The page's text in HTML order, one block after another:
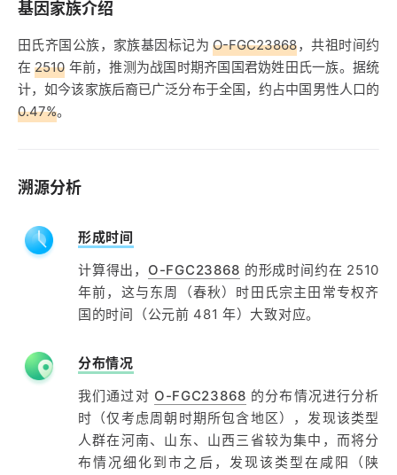
基因家族介绍
田氏齐国公族，家族基因标记为O-FGC23868，共祖时间约
在2510 年前，推测为战国时期齐国国君妫姓田氏一族。据统
计，如今该家族后裔已广泛分布于全国，约占中国男性人口的
0.47%。
溯源分析
形成时间
计算得出， O-FGC23868 的形成时间约在 2510
年前，这与东周（春秋）时田氏宗主田常专权齐
国的时间（公元前 481 年）大致对应。
分布情况
我们通过对 O-FGC23868 的分布情况进行分析
时（仅考虑周朝时期所包含地区），发现该类型
人群在河南、山东、山西三省较为集中，而将分
布情况细化到市之后，发现该类型在咸阳（陕